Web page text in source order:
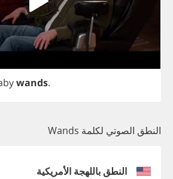
wands.
النطق الصوتي لكلمة Wands
النطق باللهجة الأمريكية